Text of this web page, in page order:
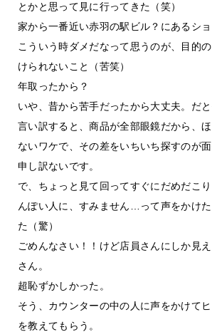
とかと思って見に行ってきた（笑）
家から一番近い赤羽の駅ビル？にあるショ
こういう時ダメだなって思うのが、目的
けられないこと（苦笑）
年取ったから？
いや、昔から苦手だったから大丈夫。だ
言い訳すると、商品が全部眼鏡だから、
ないワケで、その差をいちいち探すのが面
申し訳ないです。
で、ちょっと見て回ってすぐにだめだこ
んぽい人に、すみません…って声をかけ
た（驚）
ごめんなさい！！けど店員さんにしか見
さん。
超恥ずかしかった。
そう、カウンターの中の人に声をかけて
を教えてもらう。